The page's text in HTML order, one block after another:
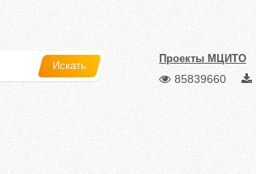
Искать
Проекты МЦИТО
85839660